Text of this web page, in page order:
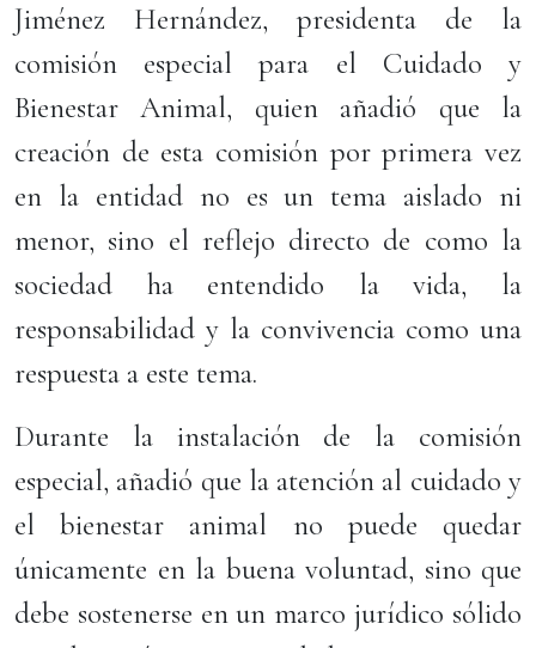
Jiménez Hernández, presidenta de la
comisión especial para el Cuidado y
Bienestar Animal, quien añadió que la
creación de esta comisión por primera vez
en la entidad no es un tema aislado ni
menor, sino el reflejo directo de como la
sociedad ha entendido la vida, la
responsabilidad y la convivencia como una
respuesta a este tema.
Durante la instalación de la comisión
especial, añadió que la atención al cuidado y
el bienestar animal no puede quedar
únicamente en la buena voluntad, sino que
debe sostenerse en un marco jurídico sólido